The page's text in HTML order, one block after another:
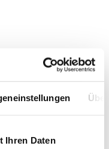
Ihren Daten